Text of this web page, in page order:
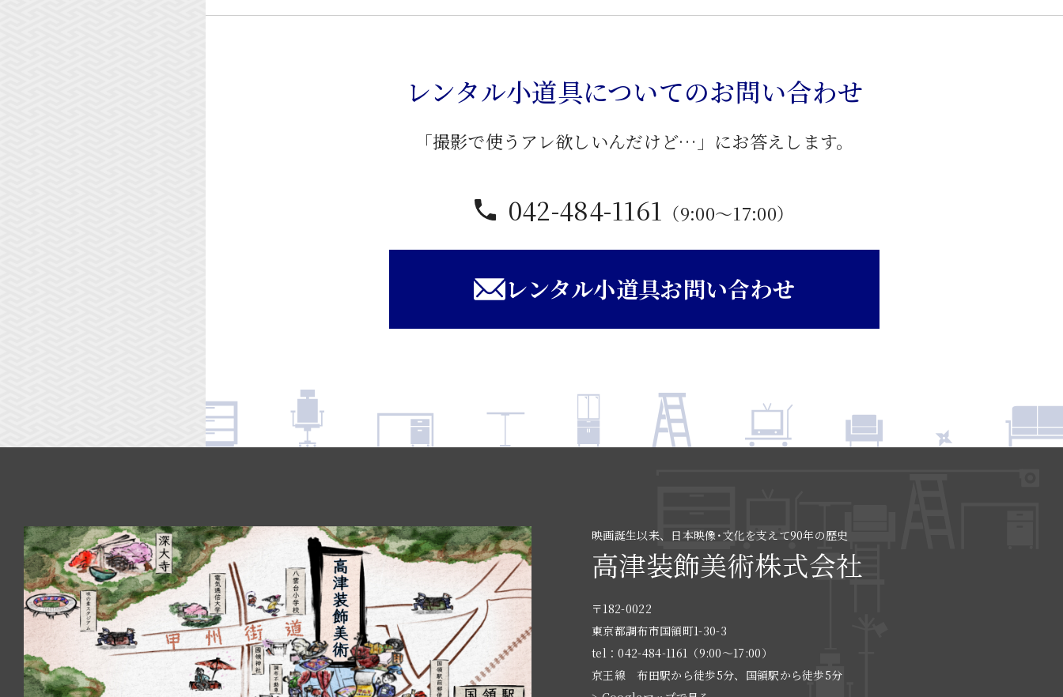
入
ス
レンタル小道具についてのお問い合わせ
「撮影で使うアレ欲しいんだけど…」にお答えします。
042-484-1161 （9:00〜17:00）
レンタル小道具お問い合わせ
映画誕生以来、日本映像･文化を支えて90年の歴史
高津装飾美術株式会社
〒182-0022
東京都調布市国領町1-30-3
tel：042-484-1161（9:00〜17:00）
京王線 布田駅から徒歩5分、国領駅から徒歩5分